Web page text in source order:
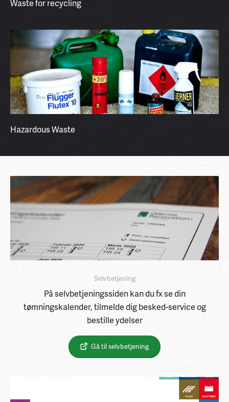
Waste for recycling
Hazardous Waste
Selvbetjening
På selvbetjeningssiden kan du fx se din
tømningskalender, tilmelde dig besked-service og
bestille ydelser
Gå til selvbetjening